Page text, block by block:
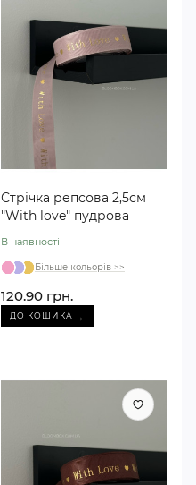
Стрічка репсова 2,5см
"With love" пудрова
В наявності
Більше кольорів >>
120.90 грн.
ДО КОШИКА →